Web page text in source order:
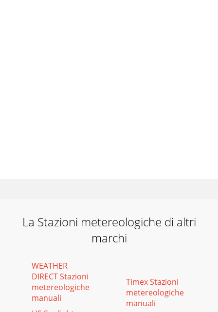
La Stazioni metereologiche di altri
marchi
WEATHER
DIRECT Stazioni
metereologiche
manuali
Timex Stazioni
metereologiche
manuali